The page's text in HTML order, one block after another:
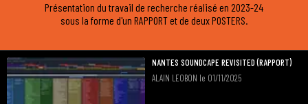
Présentation du travail de recherche réalisé en 2023-24
sous la forme d'un RAPPORT et de deux POSTERS.
NANTES SOUNDCAPE REVISITED (RAPPORT)
ALAIN LEOBON le 01/11/2025